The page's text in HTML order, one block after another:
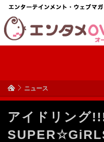
ニュース
アイドリング!!!